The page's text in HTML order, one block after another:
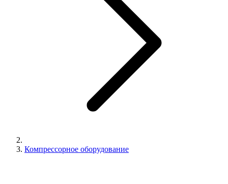
Компрессорное оборудование